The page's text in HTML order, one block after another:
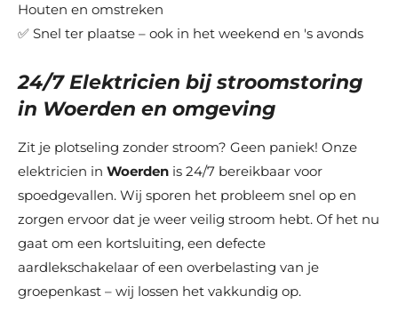
Houten en omstreken
✅ Snel ter plaatse – ook in het weekend en 's avonds
24/7 Elektricien bij stroomstoring
in Woerden en omgeving
Zit je plotseling zonder stroom? Geen paniek! Onze
elektricien in Woerden is 24/7 bereikbaar voor
spoedgevallen. Wij sporen het probleem snel op en
zorgen ervoor dat je weer veilig stroom hebt. Of het nu
gaat om een kortsluiting, een defecte
aardlekschakelaar of een overbelasting van je
groepenkast – wij lossen het vakkundig op.